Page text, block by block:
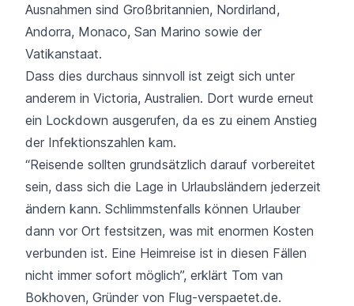
Ausnahmen sind Großbritannien, Nordirland,
Andorra, Monaco, San Marino sowie der
Vatikanstaat.
Dass dies durchaus sinnvoll ist zeigt sich unter
anderem in Victoria, Australien. Dort wurde erneut
ein Lockdown ausgerufen, da es zu einem Anstieg
der Infektionszahlen kam.
“Reisende sollten grundsätzlich darauf vorbereitet
sein, dass sich die Lage in Urlaubsländern jederzeit
ändern kann. Schlimmstenfalls können Urlauber
dann vor Ort festsitzen, was mit enormen Kosten
verbunden ist. Eine Heimreise ist in diesen Fällen
nicht immer sofort möglich”, erklärt Tom van
Bokhoven, Gründer von Flug-verspaetet.de.